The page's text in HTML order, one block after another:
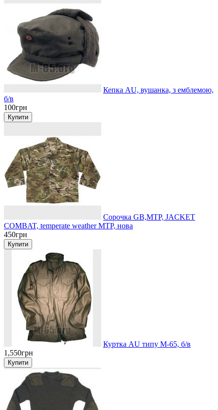
Кепка AU, вушанка, з емблемою,
б/в
100грн
Сорочка GB,MTP, JACKET
COMBAT, temperate weather MTP, нова
450грн
Куртка AU типу М-65, б/в
1,550грн